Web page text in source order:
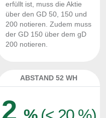
erfüllt ist, muss die Aktie
über den GD 50, 150 und
200 notieren. Zudem muss
der GD 150 über dem gD
200 notieren.
ABSTAND 52 WH
2